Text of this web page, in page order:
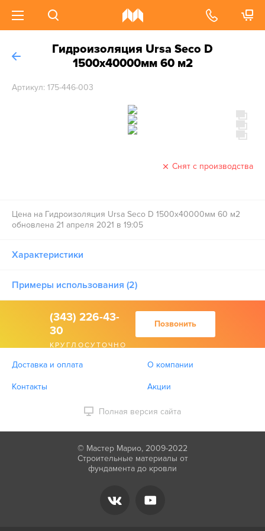
Гидроизоляция Ursa Seco D
1500х40000мм 60 м2
Артикул: 175-446-003
Снят с производства
Цена на Гидроизоляция Ursa Seco D 1500х40000мм 60 м2
обновлена 21 апреля 2021 в 19:05
Характеристики
Примеры использования (2)
(343) 226-43-
30
КРУГЛОСУТОЧНО
Позвонить
Доставка и оплата О компании
Контакты Акции
Полная версия сайта
© Мастер Марио, 2009-2022
Строительные материалы от
фундамента до кровли